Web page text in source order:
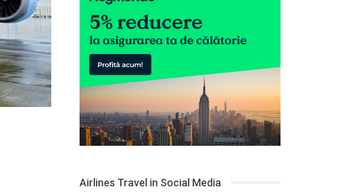
Airlines Travel in Social Media